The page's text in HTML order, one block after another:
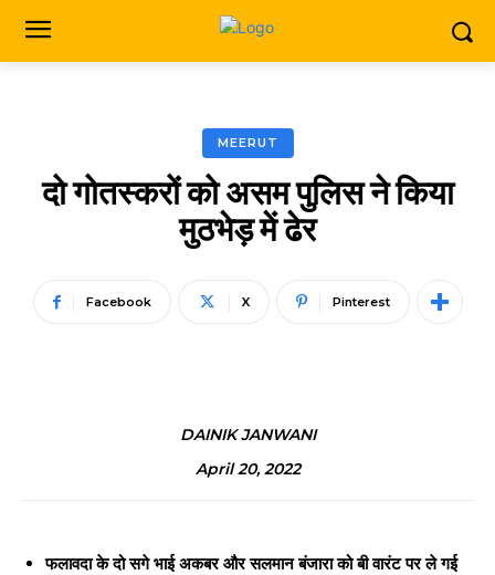
MEERUT
दो गोतस्करों को असम पुलिस ने किया
मुठभेड़ में ढेर
Facebook X Pinterest
DAINIK JANWANI
April 20, 2022
फलावदा के दो सगे भाई अकबर और सलमान बंजारा को बी वारंट पर ले गई